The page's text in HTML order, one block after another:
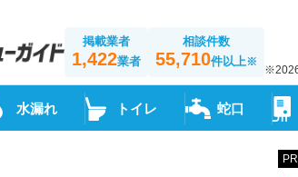
掲載業者
1,422業者
相談件数
55,710件以上※
水漏れ トイレ 蛇口
PR